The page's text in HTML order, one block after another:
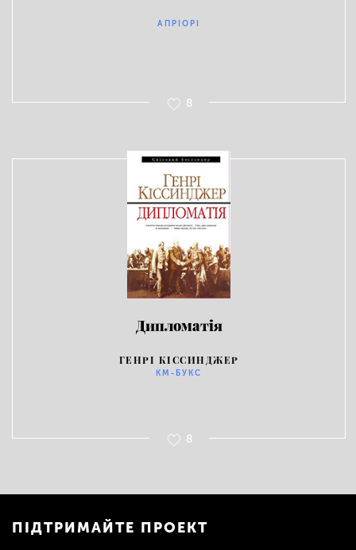
АПРІОРІ
8
Дипломатія
ГЕНРІ КІССИНДЖЕР
КМ-БУКС
8
ПІДТРИМАЙТЕ ПРОЕКТ